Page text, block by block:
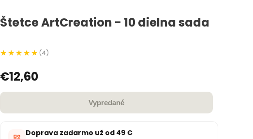
Štetce ArtCreation - 10 dielna sada
(4)
€12,60
Vypredané
Doprava zadarmo už od 49 €